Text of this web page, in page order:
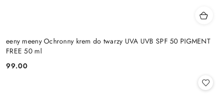
eeny meeny Ochronny krem do twarzy UVA UVB SPF 50 PIGMENT
FREE 50 ml
Cena:
99.00